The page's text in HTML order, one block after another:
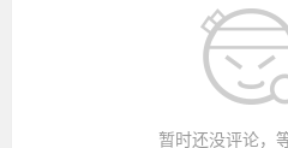
暂时还没评论，